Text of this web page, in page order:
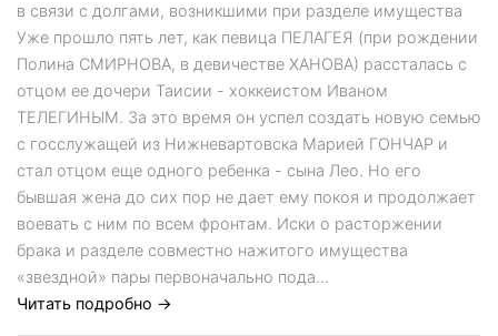
в связи с долгами, возникшими при разделе имущества
Уже прошло пять лет, как певица ПЕЛАГЕЯ (при рождении
Полина СМИРНОВА, в девичестве ХАНОВА) рассталась с
отцом ее дочери Таисии - хоккеистом Иваном
ТЕЛЕГИНЫМ. За это время он успел создать новую семью
с госслужащей из Нижневартовска Марией ГОНЧАР и
стал отцом еще одного ребенка - сына Лео. Но его
бывшая жена до сих пор не дает ему покоя и продолжает
воевать с ним по всем фронтам. Иски о расторжении
брака и разделе совместно нажитого имущества
«звездной» пары первоначально пода...
Читать подробно →